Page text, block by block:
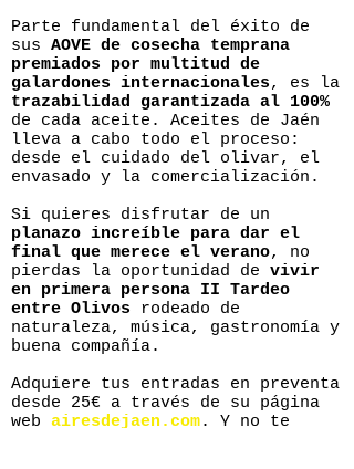
Parte fundamental del éxito de
sus AOVE de cosecha temprana
premiados por multitud de
galardones internacionales, es la
trazabilidad garantizada al 100%
de cada aceite. Aceites de Jaén
lleva a cabo todo el proceso:
desde el cuidado del olivar, el
envasado y la comercialización.
Si quieres disfrutar de un
planazo increíble para dar el
final que merece el verano, no
pierdas la oportunidad de vivir
en primera persona II Tardeo
entre Olivos rodeado de
naturaleza, música, gastronomía y
buena compañía.
Adquiere tus entradas en preventa
desde 25€ a través de su página
web airesdejaen.com. Y no te